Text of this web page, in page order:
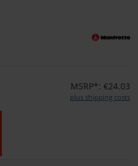
MSRP*: €24.03
plus shipping costs